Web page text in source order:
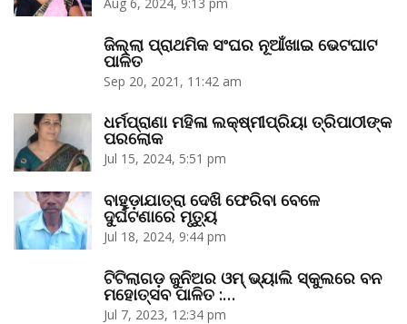
ଜିଲ୍ଲା ପ୍ରାଥମିକ ସଂଘର ନୂଆଁଖାଇ ଭେଟଘାଟ
ପାଳିତ
Sep 20, 2021, 11:42 am
ଧର୍ମପ୍ରାଣା ମହିଳା ଲକ୍ଷ୍ମୀପ୍ରିୟା ତ୍ରିପାଠୀଙ୍କ
ପରଲୋକ
Jul 15, 2024, 5:51 pm
ବାହୁଡ଼ାଯାତ୍ରା ଦେଖି ଫେରିବା ବେଳେ
ଦୁର୍ଘଟଣାରେ ମୃତ୍ୟୁ
Jul 18, 2024, 9:44 pm
ଟିଟିଲାଗଡ଼ ଜୁନିଅର ଓମ୍‌ ଭ୍ୟାଲି ସ୍କୁଲରେ ବନ
ମହୋତ୍ସବ ପାଳିତ :…
Jul 7, 2023, 12:34 pm